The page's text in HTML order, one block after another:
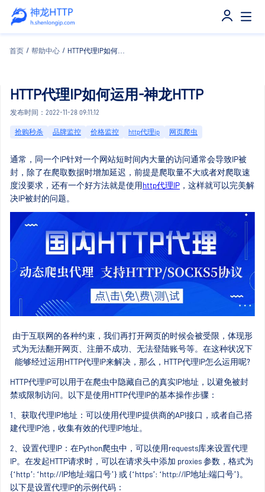
首页 / 帮助中心 /
HTTP代理IP如何运用-神龙HTTP
发布时间：2022-11-28 09:11:12
抢购秒杀 品牌监控 价格监控 http代理ip 网页爬虫
通常，同一个IP针对一个网站短时间内大量的访问通常会导致IP被
封，除了在爬取数据时增加延迟，前提是爬取量不大或者对爬取速
度没要求，还有一个好方法就是使用 http代理IP ，这样就可以完美解
决IP被封的问题。
由于互联网的各种约束，我们再打开网页的时候会被受限，体现形
式为无法翻开网页、注册不成功、无法登陆账号等。在这种状况下
能够经过运用HTTP代理IP来解决，那么，HTTP代理IP怎么运用呢?
HTTP代理IP可以用于在爬虫中隐藏自己的真实IP地址，以避免被封
禁或限制访问。以下是使用HTTP代理IP的基本操作步骤：
1、获取代理IP地址：可以使用代理IP提供商的API接口，或者自己搭
建代理IP池，收集有效的代理IP地址。
2、设置代理IP：在Python爬虫中，可以使用requests库来设置代理
IP。在发起HTTP请求时，可以在请求头中添加 proxies 参数，格式为
{‘http’: ‘http://IP地址:端口号’} 或 {‘https’: ‘http://IP地址:端口号’}。
以下是设置代理IP的示例代码：